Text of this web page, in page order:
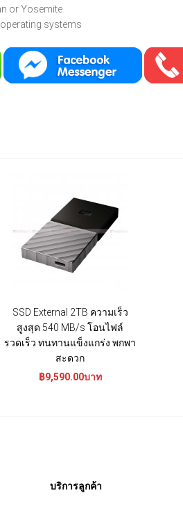
or Yosemite
systems
SSD External 2TB ความเร็ว
สูงสุด 540 MB/s โอนไฟล์
รวดเร็ว ทนทานแข็งแกร่ง พกพา
สะดวก
฿9,590.00บาท
บริการลูกค้า